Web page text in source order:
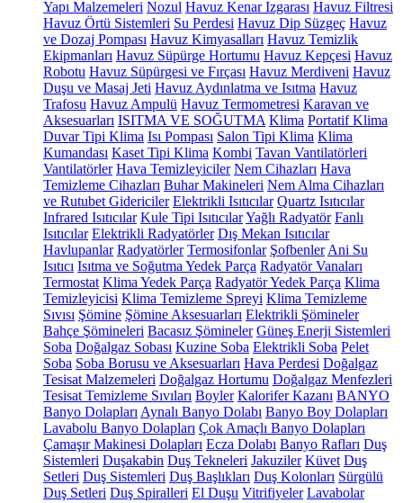
Yapı Malzemeleri Nozul Havuz Kenar Izgarası Havuz Filtresi
Havuz Örtü Sistemleri Su Perdesi Havuz Dip Süzgeç Havuz
ve Dozaj Pompası Havuz Kimyasalları Havuz Temizlik
Ekipmanları Havuz Süpürge Hortumu Havuz Kepçesi Havuz
Robotu Havuz Süpürgesi ve Fırçası Havuz Merdiveni Havuz
Duşu ve Masaj Jeti Havuz Aydınlatma ve Isıtma Havuz
Trafosu Havuz Ampulü Havuz Termometresi Karavan ve
Aksesuarları ISITMA VE SOĞUTMA Klima Portatif Klima
Duvar Tipi Klima Isı Pompası Salon Tipi Klima Klima
Kumandası Kaset Tipi Klima Kombi Tavan Vantilatörleri
Vantilatörler Hava Temizleyiciler Nem Cihazları Hava
Temizleme Cihazları Buhar Makineleri Nem Alma Cihazları
ve Rutubet Gidericiler Elektrikli Isıtıcılar Quartz Isıtıcılar
Infrared Isıtıcılar Kule Tipi IsıtıcılarYağlı Radyatör Fanlı
Isıtıcılar Elektrikli Radyatörler Dış Mekan Isıtıcılar
Havlupanlar Radyatörler Termosifonlar Şofbenler Ani Su
Isıtıcı Isıtma ve Soğutma Yedek Parça Radyatör Vanaları
Termostat Klima Yedek Parça Radyatör Yedek Parça Klima
Temizleyicisi Klima Temizleme Spreyi Klima Temizleme
Sıvısı Şömine Şömine Aksesuarları Elektrikli Şömineler
Bahçe Şömineleri Bacasız Şömineler Güneş Enerji Sistemleri
Soba Doğalgaz Sobası Kuzine Soba Elektrikli Soba Pelet
Soba Soba Borusu ve Aksesuarları Hava Perdesi Doğalgaz
Tesisat Malzemeleri Doğalgaz Hortumu Doğalgaz Menfezleri
Tesisat Temizleme Sıvıları Boyler Kalorifer Kazanı BANYO
Banyo Dolapları Aynalı Banyo Dolabı Banyo Boy Dolapları
Lavabolu Banyo Dolapları Çok Amaçlı Banyo Dolapları
Çamaşır Makinesi Dolapları Ecza Dolabı Banyo Rafları Duş
Sistemleri Duşakabin Duş Tekneleri Jakuziler Küvet Duş
Setleri Duş Sistemleri Duş Başlıkları Duş Kolonları Sürgülü
Duş Setleri Duş Spiralleri El Duşu Vitrifiyeler Lavabolar